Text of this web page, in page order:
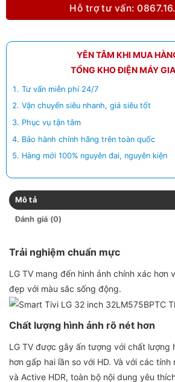
Hỗ trợ tư vấn:
YÊN TÂM KHI MUA
TỔNG KHO ĐIỆN MÁY
Tư vấn miễn phí 24/7
Vận chuyển siêu nhanh, giá siêu tốt
Phục vụ tận tâm
Bảo hành chính hãng trên toàn quốc
Hàng mới 100% nguyên đai, nguyên kiện
Mô tả
Đánh giá (0)
Trải nghiệm chuẩn mực
LG TV mang đến hình ảnh chính xác hơn
đẹp với màu sắc sống động.
Chất lượng hình ảnh rõ nét hơn
LG TV được gây ấn tượng với chất lượng
hơn gấp hai lần so với HD. Và với các tính
và Active HDR, toàn bộ nội dung yêu